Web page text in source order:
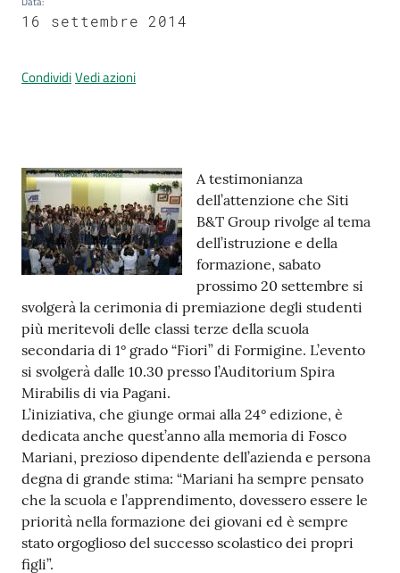
Prenotazione
r
t
a
M
e
e
o
Tutti
gli
argomenti...
Seguici
su
16 settembre 2014
CondividiVedi azioni
Contenuto
A testimonianza
dell’attenzione che Siti
B&T Group rivolge al tema
dell’istruzione e della
formazione, sabato
prossimo 20 settembre si
svolgerà la cerimonia di premiazione degli studenti
più meritevoli delle classi terze della scuola
secondaria di 1° grado “Fiori” di Formigine. L’evento
si svolgerà dalle 10.30 presso l’Auditorium Spira
Mirabilis di via Pagani.
L’iniziativa, che giunge ormai alla 24° edizione, è
dedicata anche quest’anno alla memoria di Fosco
Mariani, prezioso dipendente dell’azienda e persona
degna di grande stima: “Mariani ha sempre pensato
che la scuola e l’apprendimento, dovessero essere le
priorità nella formazione dei giovani ed è sempre
stato orgoglioso del successo scolastico dei propri
figli”.